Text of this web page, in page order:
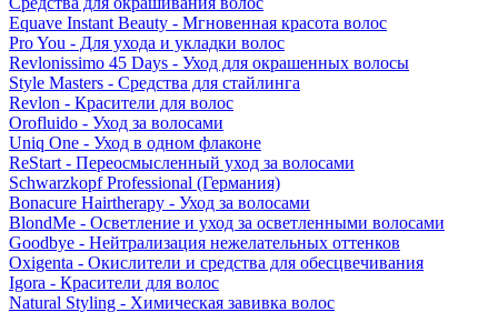
Equave Instant Beauty - Мгновенная красота волос
Pro You - Для ухода и укладки волос
Revlonissimo 45 Days - Уход для окрашенных волосы
Style Masters - Средства для стайлинга
Revlon - Красители для волос
Orofluido - Уход за волосами
Uniq One - Уход в одном флаконе
ReStart - Переосмысленный уход за волосами
Schwarzkopf Professional (Германия)
Bonacure Hairtherapy - Уход за волосами
BlondMe - Осветление и уход за осветленными волосами
Goodbye - Нейтрализация нежелательных оттенков
Oxigenta - Окислители и средства для обесцвечивания
Igora - Красители для волос
Natural Styling - Химическая завивка волос